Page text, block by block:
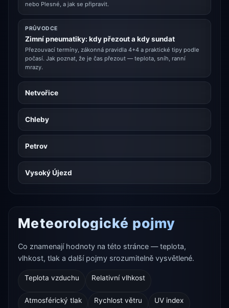
nebo Plesné, a jak se připravit.
PRŮVODCE
Zimní pneumatiky: kdy přezout a kdy sundat
Přezouvací termíny, zákonná pravidla 4+4 a praktické tipy podle
počasí. Jak poznat, že je čas přezout — teplota, sníh, ranní
mrazy.
Netvořice
Chleby
Petrov
Vysoký Újezd
Meteorologické pojmy
Co znamenají hodnoty na této stránce — teplota,
vlhkost, tlak a další pojmy srozumitelně vysvětlené.
Teplota vzduchu Relativní vlhkost
Atmosférický tlak Rychlost větru UV index